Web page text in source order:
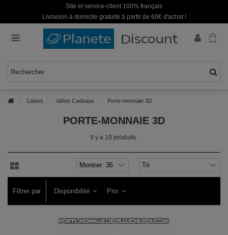
Site et service-client 100% français
Livraison à domicile gratuite à partir de 60€ d'achat !
Loisirs Idées Cadeaux Porte-monnaie 3D
PORTE-MONNAIE 3D
Il y a 10 produits.
Filtrer par Disponibilité Prix